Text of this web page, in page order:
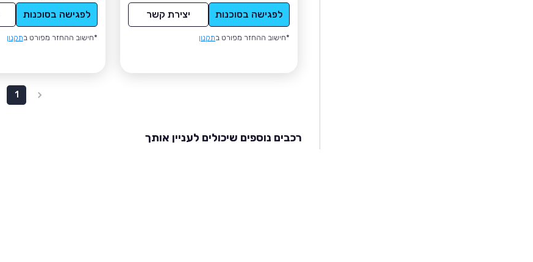
לפגישה בסוכנות יצירת קשר
*חישוב ההחזר מפורט בתקנון
לפגישה בסוכנות
*חישוב ההחזר מפורט בתקנון
1
רכבים נוספים שיכולים לעניין אותך